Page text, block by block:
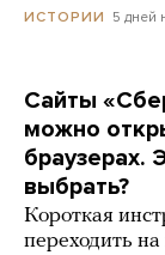
ИСТОРИИ 5 дней
Сайты
можно
браузерах.
выбрать?
Короткая
переходить